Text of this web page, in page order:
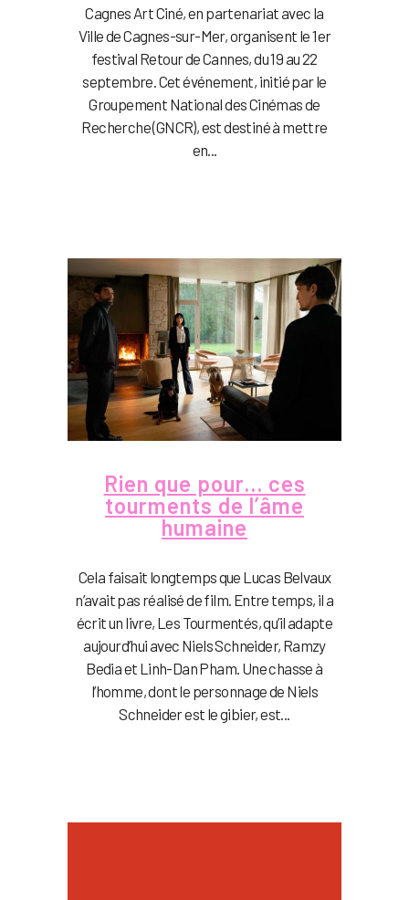
Cagnes Art Ciné, en partenariat avec la
Ville de Cagnes-sur-Mer, organisent le 1er
festival Retour de Cannes, du 19 au 22
septembre. Cet événement, initié par le
Groupement National des Cinémas de
Recherche (GNCR), est destiné à mettre
en...
Rien que pour… ces
tourments de l’âme
humaine
Cela faisait longtemps que Lucas Belvaux
n’avait pas réalisé de film. Entre temps, il a
écrit un livre, Les Tourmentés, qu’il adapte
aujourd’hui avec Niels Schneider, Ramzy
Bedia et Linh-Dan Pham. Une chasse à
l’homme, dont le personnage de Niels
Schneider est le gibier, est...